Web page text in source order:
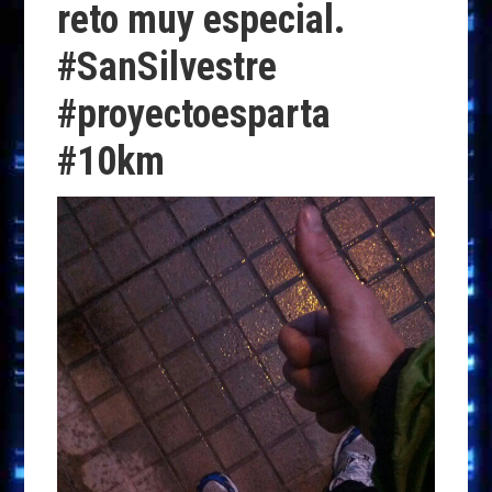
k
p
reto muy especial.
#SanSilvestre
#proyectoesparta
#10km